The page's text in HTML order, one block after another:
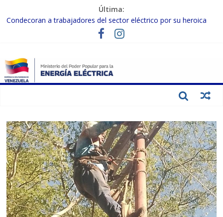
Última:
Condecoran a trabajadores del sector eléctrico por su heroica
labor tras el doble sismo del 24-J
Gobierno Nacional coordina acciones con el sector privado para
Inspeccionan trabajos de rehabilitación en instalaciones del SEN
en Carabobo
Gobierno Nacional activa plan preventivo para fortalecer el SEN